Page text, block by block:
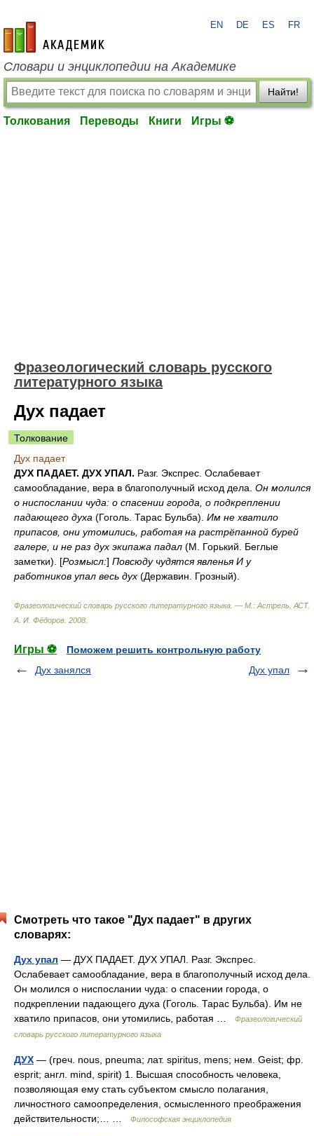
academic.ru
EN DE ES FR
Словари и энциклопедии на Академике
Найти!
Толкования Переводы Книги Игры ⚽
Фразеологический словарь русского
литературного языка
Дух падает
Толкование
Дух падает
ДУХ ПАДАЕТ. ДУХ УПАЛ. Разг. Экспрес. Ослабевает
самообладание, вера в благополучный исход дела. Он молился
о ниспослании чуда: о спасении города, о подкреплении
падающего духа (Гоголь. Тарас Бульба). Им не хватило
припасов, они утомились, работая на растрёпанной бурей
галере, и не раз дух экипажа падал (М. Горький. Беглые
заметки). [Розмысл:] Повсюду чудятся явленья И у
работников упал весь дух (Державин. Грозный).
Фразеологический словарь русского литературного языка. — М.: Астрель, АСТ.
А. И. Фёдоров 2008
Игры ⚽
Поможем решить контрольную работу
Дух занялся
Дух упал
Смотреть что такое "Дух падает" в других
словарях:
Дух упал — ДУХ ПАДАЕТ. ДУХ УПАЛ. Разг. Экспрес.
Ослабевает самообладание, вера в благополучный исход дела.
Он молился о ниспослании чуда: о спасении города, о
подкреплении падающего духа (Гоголь. Тарас Бульба). Им не
хватило припасов, они утомились, работая …
Фразеологический
словарь русского литературного языка
ДУХ — (греч. nous, pneuma; лат. spiritus, mens; нем. Geist; фр.
esprit; англ. mind, spirit) 1. Высшая способность человека,
позволяющая ему стать субъектом смысло полагания,
личностного самоопределения, осмысленного преображения
действительности;… …
Философская энциклопедия